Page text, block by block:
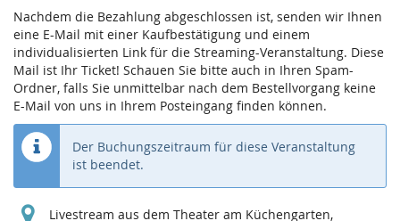
Nachdem die Bezahlung abgeschlossen ist, senden wir Ihnen
eine E-Mail mit einer Kaufbestätigung und einem
individualisierten Link für die Streaming-Veranstaltung. Diese
Mail ist Ihr Ticket! Schauen Sie bitte auch in Ihren Spam-
Ordner, falls Sie unmittelbar nach dem Bestellvorgang keine
E-Mail von uns in Ihrem Posteingang finden können.
Der Buchungszeitraum für diese Veranstaltung
ist beendet.
Livestream aus dem Theater am Küchengarten,